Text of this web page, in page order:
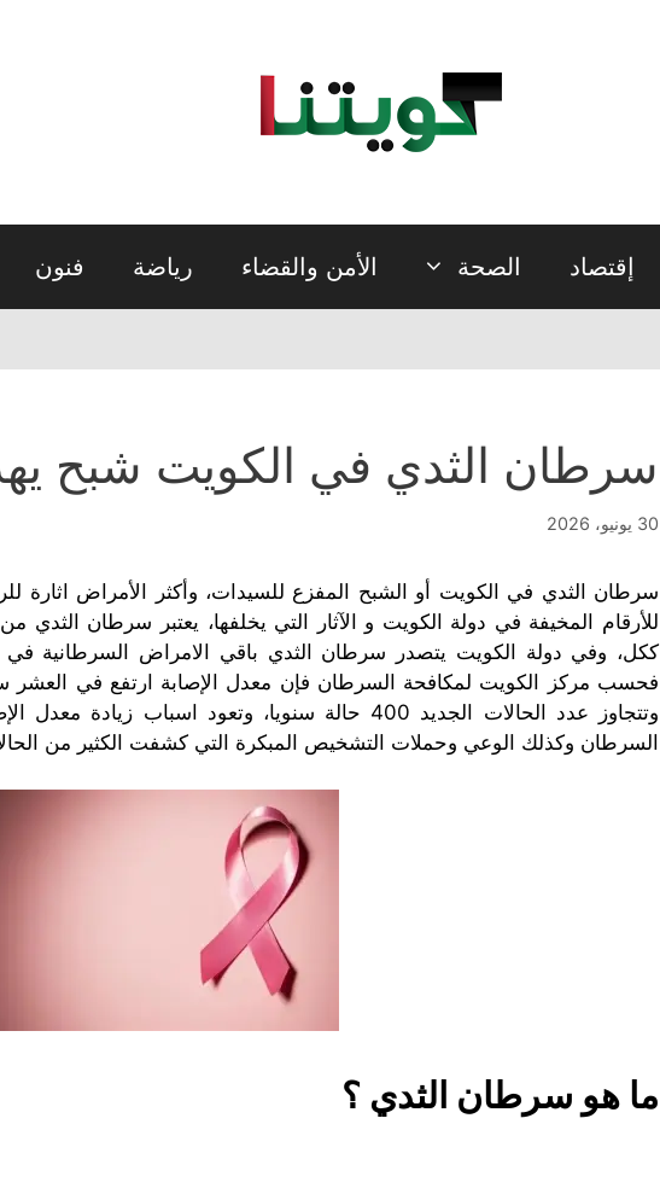
إقتصاد الصحة الأمن والقضاء رياضة فنون
سرطان الثدي في الكويت شبح
30 يونيو، 2026
سرطان الثدي في الكويت أو الشبح المفزع للسيدات، وأكثر الأمراض اثارة
للأرقام المخيفة في دولة الكويت و الآثار التي يخلفها، يعتبر سرطان الثدي من
ككل، وفي دولة الكويت يتصدر سرطان الثدي باقي
الامراض السرطانية
وتتجاوز عدد الحالات الجديد 400 حالة سنويا، وتعود
السرطان وكذلك الوعي وحملات التشخيص المبكرة التي كشفت الكثير من
ما هو سرطان الثدي ؟